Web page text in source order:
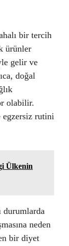
bir tercih
ürünler
gelir ve
doğal
olabilir.
egzersiz rutini
Ülkenin
durumlarda
neden
bir diyet